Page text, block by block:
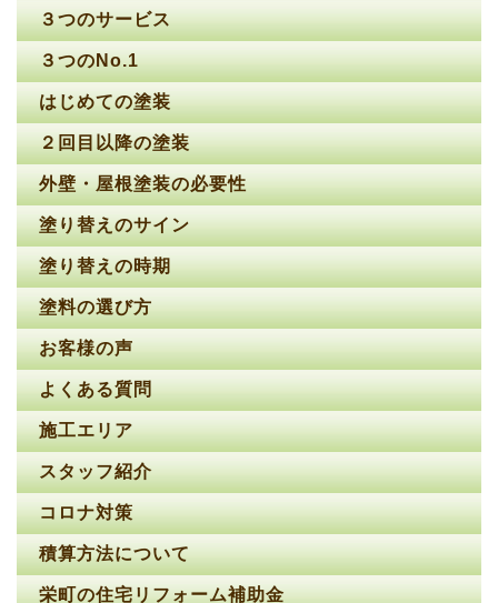
３つのサービス
３つのNo.1
はじめての塗装
２回目以降の塗装
外壁・屋根塗装の必要性
塗り替えのサイン
塗り替えの時期
塗料の選び方
お客様の声
よくある質問
施工エリア
スタッフ紹介
コロナ対策
積算方法について
栄町の住宅リフォーム補助金